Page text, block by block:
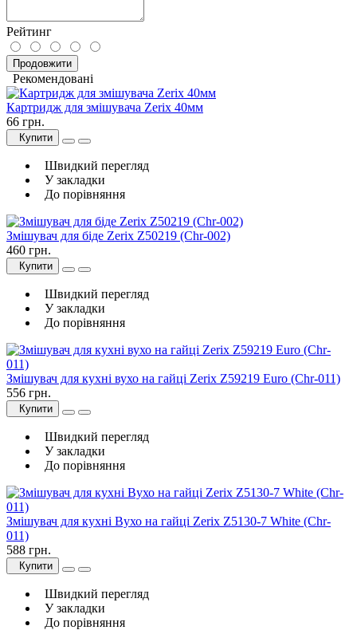
Рейтинг
Продовжити
Рекомендовані
Картридж для змішувача Zerix 40мм
66 грн.
Купити
Швидкий перегляд
У закладки
До порівняння
Змішувач для біде Zerix Z50219 (Chr-002)
460 грн.
Купити
Швидкий перегляд
У закладки
До порівняння
Змішувач для кухні вухо на гайці Zerix Z59219 Euro (Chr-011)
556 грн.
Купити
Швидкий перегляд
У закладки
До порівняння
Змішувач для кухні Вухо на гайці Zerix Z5130-7 White (Chr-
011)
588 грн.
Купити
Швидкий перегляд
У закладки
До порівняння